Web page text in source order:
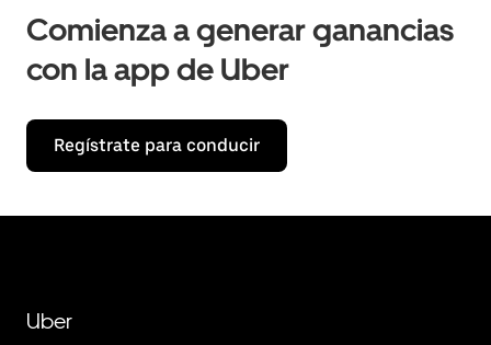
Comienza a generar ganancias
con la app de Uber
Regístrate para conducir
Uber